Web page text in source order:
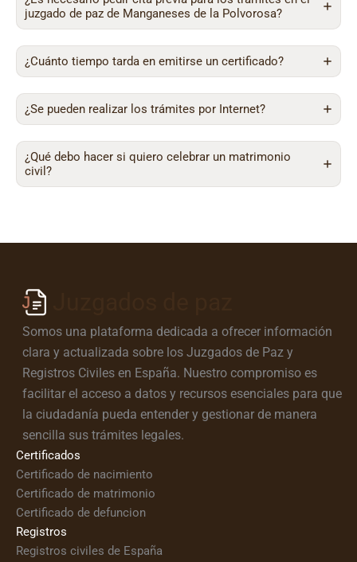
juzgado de paz de Manganeses de la Polvorosa?
¿Cuánto tiempo tarda en emitirse un certificado?
¿Se pueden realizar los trámites por Internet?
¿Qué debo hacer si quiero celebrar un matrimonio
civil?
Somos una plataforma dedicada a ofrecer información
clara y actualizada sobre los Juzgados de Paz y
Registros Civiles en España. Nuestro compromiso es
facilitar el acceso a datos y recursos esenciales para que
la ciudadanía pueda entender y gestionar de manera
sencilla sus trámites legales.
Certificados
Certificado de nacimiento
Certificado de matrimonio
Certificado de defuncion
Registros
Registros civiles de España